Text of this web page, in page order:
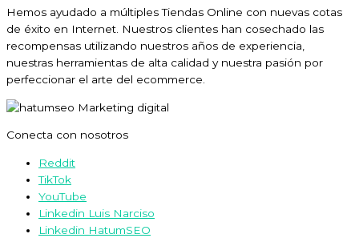
Hemos ayudado a múltiples Tiendas Online con nuevas cotas
de éxito en Internet. Nuestros clientes han cosechado las
recompensas utilizando nuestros años de experiencia,
nuestras herramientas de alta calidad y nuestra pasión por
perfeccionar el arte del ecommerce.
Conecta con nosotros
Reddit
TikTok
YouTube
Linkedin Luis Narciso
Linkedin HatumSEO